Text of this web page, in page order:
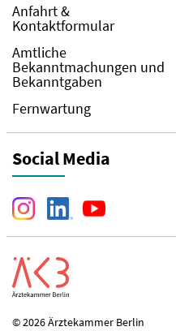
Anfahrt &
Kontaktformular
Amtliche
Bekanntmachungen und
Bekanntgaben
Fernwartung
Social Media
© 2026 Ärztekammer Berlin